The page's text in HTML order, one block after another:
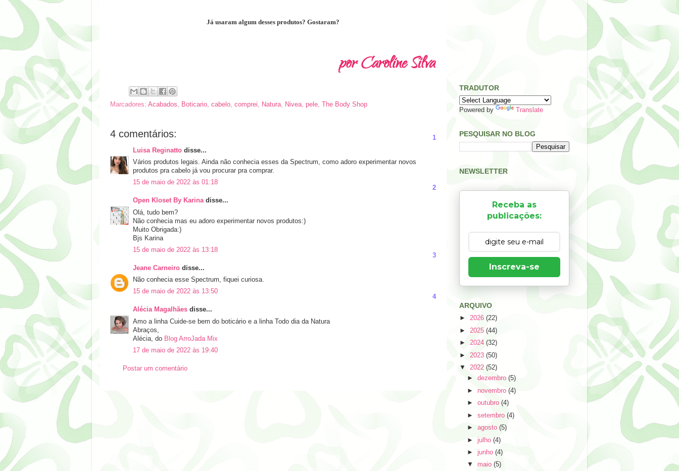
Já usaram algum desses produtos? Gostaram?
Marcadores: Acabados, Boticario, cabelo, comprei, Natura, Nivea, pele, The Body Shop
4 comentários:
Luisa Reginatto disse...
1
Vários produtos legais. Ainda não conhecia esses da Spectrum, como adoro experimentar novos
produtos pra cabelo já vou procurar pra comprar.
15 de maio de 2022 às 01:18
Open Kloset By Karinadisse...
2
Olá, tudo bem?
Não conhecia mas eu adoro experimentar novos produtos:)
Muito Obrigada:)
Bjs Karina
15 de maio de 2022 às 13:18
Jeane Carneiro disse...
3
Não conhecia esse Spectrum, fiquei curiosa.
15 de maio de 2022 às 13:50
Alécia Magalhães disse...
4
Amo a linha Cuide-se bem do boticário e a linha Todo dia da Natura
Abraços,
Alécia, do Blog ArroJada Mix
17 de maio de 2022 às 19:40
Postar um comentário
TRADUTOR
Powered by Translate
PESQUISAR NO BLOG
NEWSLETTER
Receba as
publicações:
Inscreva-se
ARQUIVO
► 2026 (22)
► 2025 (44)
► 2024 (32)
► 2023 (50)
▼ 2022 (52)
►dezembro(5)
► novembro(4)
►outubro(4)
►setembro(4)
►agosto(5)
►julho(4)
► junho(4)
▼ maio(5)